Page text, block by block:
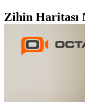
Zihin Haritası